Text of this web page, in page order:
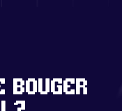
bouger